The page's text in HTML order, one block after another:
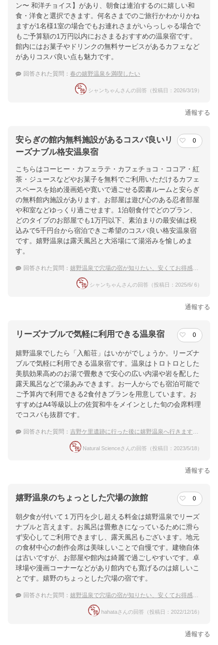
提供：楽天トラベル
楽天トラベルで
ホテル詳細を詳しく見る
ン〜 和洋チョイス】があり、朝食は連泊するのに嬉しい和
食・洋食と選択できます。何名さまでのご旅行かわかりかね
ますが1名様1室の場合でもお連れさまがいらっしゃる場合で
もご予算額の1万円以内におさまるおすすめの温泉宿です。
館内にはお菓子やドリンクの無料サービスがあるカフェなど
がありコスパ良い点も魅力です。
回答された質問： 春の嬉野温泉を満喫したい
シャンちゃんさんの回答（投稿日：2026/3/19）
通報する
安らぎの館内無料施設があるコスパ良いリ
ーズナブル格安温泉宿
0
こちらはコーヒー・カフェラテ・カフェチョコ・ココア・紅
茶・ジュースなどやお菓子を無料でご利用いただけるカフェ
スペースを始め漫画処や寛いで過ごせる図書ルームと安らぎ
の無料館内施設があります。お部屋は遊び心のある忍者部屋
や和室などゆっくり過ごせます。1泊朝食付でどのプラン、
どのタイプのお部屋でも1万円以下、素泊まりの最安値は税
込みで5千円台から宿泊できご希望のコスパ良い格安温泉宿
です。嬉野温泉は露天風呂と大浴場にて湯浴みを愉しめま
す。
回答された質問： 嬉野温泉で穴場の宿が知りたい、安くてお得感ある温泉宿のおすすめは？
シャンちゃんさんの回答（投稿日：2025/6/ 6）
通報する
リーズナブルで気軽に利用できる温泉宿 0
嬉野温泉でしたら「入船荘」はいかがでしょうか。リーズナ
ブルで気軽に利用できる温泉宿です。温泉はトロトロとした
美肌効果高めのお湯で畳敷きで安心の広い内湯や岩を配した
露天風呂などで湯あみできます。お一人からでも宿泊可能で
ご予算内で利用できる2食付きプランを用意しています。お
すすめはA4等級以上の佐賀和牛をメインとした旬の会席料理
でコスパも抜群です。
回答された質問： 吉野ケ里遺跡に行った後に嬉野温泉へ行きます。男1人旅でおすすめな温泉宿は？
Natural Scienceさんの回答（投稿日：2023/5/18）
通報する
嬉野温泉のちょっとした穴場の旅館 0
朝夕食が付いて１万円を少し超える料金は嬉野温泉でリーズ
ナブルと言えます。お風呂は畳敷きになっているために滑ら
ず安心してご利用できますし、露天風呂もございます。地元
の食材中心の創作会席は美味しいことで自慢です。建物自体
は古いですが、お部屋や館内は綺麗で過ごしやすいです。卓
球場や漫画コーナーなどがあり館内でも寛げるのは嬉しいこ
とです。嬉野のちょっとした穴場の宿です。
回答された質問： 嬉野温泉で穴場の宿が知りたい、安くてお得感ある温泉宿のおすすめは？
hahataさんの回答（投稿日：2022/12/16）
通報する